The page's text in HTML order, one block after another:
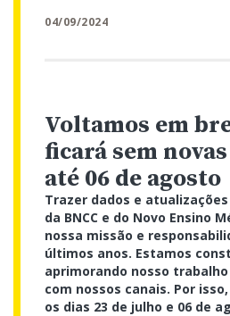
04/09/2024
Voltamos em
ficará sem
até 06 de agosto
Trazer dados e
da BNCC e do Novo Ensino
nossa missão e
últimos anos. Estamos
aprimorando nosso
com nossos canais. Por
os dias 23 de julho e 06 de